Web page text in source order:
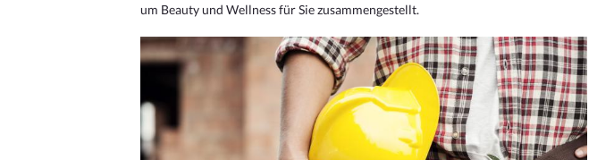
um Beauty und Wellness für Sie zusammengestellt.